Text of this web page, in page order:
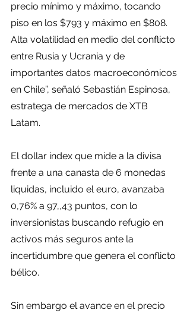
precio mínimo y máximo, tocando
piso en los $793 y máximo en $808.
Alta volatilidad en medio del conflicto
entre Rusia y Ucrania y de
importantes datos macroeconómicos
en Chile”, señaló Sebastián Espinosa,
estratega de mercados de XTB
Latam.
El dollar index que mide a la divisa
frente a una canasta de 6 monedas
liquidas, incluido el euro, avanzaba
0,76% a 97,,43 puntos, con lo
inversionistas buscando refugio en
activos más seguros ante la
incertidumbre que genera el conflicto
bélico.
Sin embargo el avance en el precio